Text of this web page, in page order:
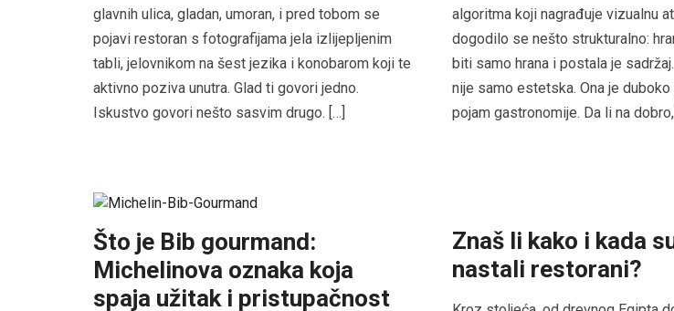
glavnih ulica, gladan, umoran, i pred tobom se
pojavi restoran s fotografijama jela izlijepljenim
tabli, jelovnikom na šest jezika i konobarom koji te
aktivno poziva unutra. Glad ti govori jedno.
Iskustvo govori nešto sasvim drugo. […]
algoritma koji nagrađuje vizualnu
dogodilo se nešto strukturalno:
biti samo hrana i postala je
nije samo estetska. Ona je
pojam gastronomije. Da li na dobro,
Što je Bib gourmand:
Michelinova oznaka koja
spaja užitak i pristupačnost
Znaš li kako i kada
nastali restorani?